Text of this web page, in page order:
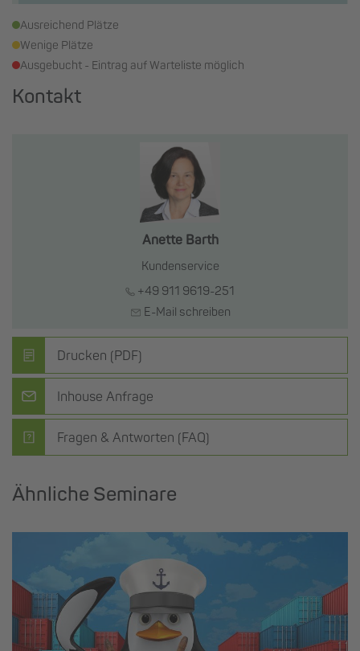
Ausreichend Plätze
Wenige Plätze
Ausgebucht - Eintrag auf Warteliste möglich
Kontakt
Anette Barth
Kundenservice
+49 911 9619-251
E-Mail schreiben
Drucken (PDF)
Inhouse Anfrage
Fragen & Antworten (FAQ)
Ähnliche Seminare